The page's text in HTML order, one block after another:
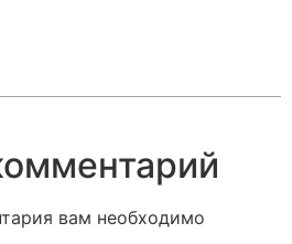
вам необходимо